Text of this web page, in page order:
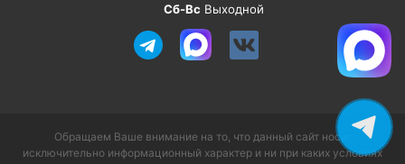
Сб-Вс Выходной
Обращаем Ваше внимание на то, что данный сайт носит
исключительно информационный характер и ни при каких условиях